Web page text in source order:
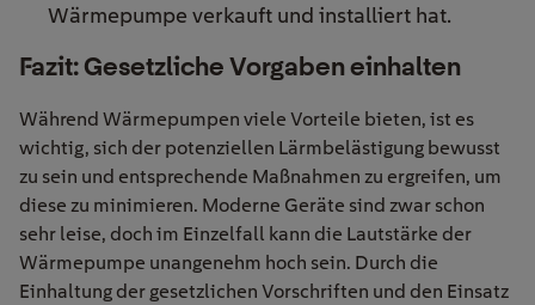
Wärmepumpe verkauft und installiert hat.
Fazit: Gesetzliche Vorgaben einhalten
Während Wärmepumpen viele Vorteile bieten, ist es
wichtig, sich der potenziellen Lärmbelästigung bewusst
zu sein und entsprechende Maßnahmen zu ergreifen, um
diese zu minimieren. Moderne Geräte sind zwar schon
sehr leise, doch im Einzelfall kann die Lautstärke der
Wärmepumpe unangenehm hoch sein. Durch die
Einhaltung der gesetzlichen Vorschriften und den Einsatz